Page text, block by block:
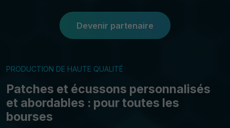
Devenir partenaire
PRODUCTION DE HAUTE QUALITÉ
Patches et écussons personnalisés
et abordables : pour toutes les
bourses